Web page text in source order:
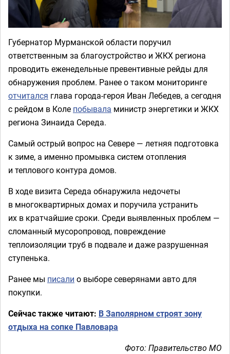
Губернатор Мурманской области поручил
ответственным за благоустройство и ЖКХ региона
проводить еженедельные превентивные рейды для
обнаружения проблем. Ранее о таком мониторинге
отчитался глава города-героя Иван Лебедев, а сегодня
с рейдом в Коле побывала министр энергетики и ЖКХ
региона Зинаида Середа.
Самый острый вопрос на Севере — летняя подготовка
к зиме, а именно промывка систем отопления
и теплового контура домов.
В ходе визита Середа обнаружила недочеты
в многоквартирных домах и поручила устранить
их в кратчайшие сроки. Среди выявленных проблем —
сломанный мусоропровод, повреждение
теплоизоляции труб в подвале и даже разрушенная
ступенька.
Ранее мы писали о выборе северянами авто для
покупки.
Сейчас также читают: В Заполярном строят зону
отдыха на сопке Павловара
Фото: Правительство МО